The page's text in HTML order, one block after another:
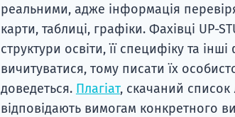
реальними, адже інформація
карти, таблиці, графіки. Фахівці UP-
структури освіти, її специфіку та
вичитуватися, тому писати їх
доведеться. Плагіат, скачаний список
відповідають вимогам конкретного